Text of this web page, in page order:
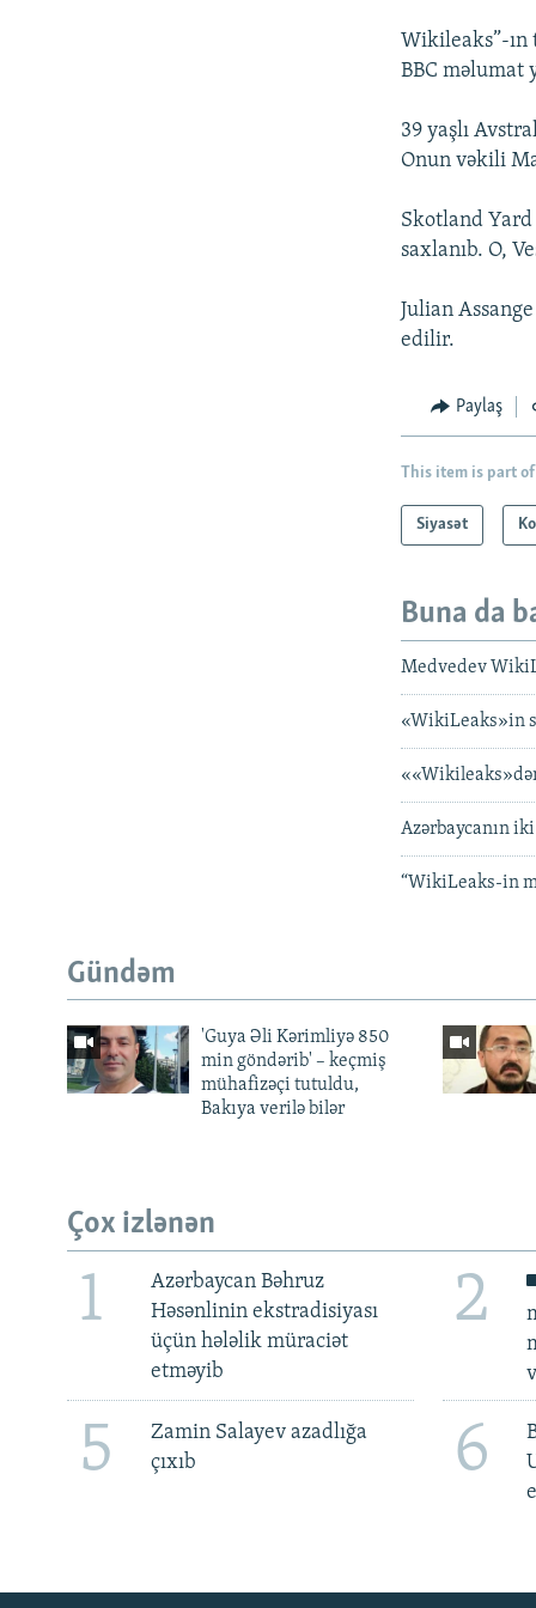
Wikileaks”-ın
BBC məlumat
39 yaşlı
Onun vəkili
Skotland Yard
saxlanıb. O,
Julian
edilir.
Paylaş
This item is part of
Siyasət
Buna da
Medvedev
«WikiLeaks»in
Azərbaycanın
“WikiLeaks-in
Gündəm
'Guya Əli Kərimliyə 850
min göndərib' – keçmiş
mühafizəçi tutuldu,
Bakıya verilə bilər
Çox izlənən
1
Azərbaycan Bəhruz
Həsənlinin ekstradisiyası
üçün hələlik müraciət
etməyib
2
5
Zamin Salayev azadlığa
çıxıb
6